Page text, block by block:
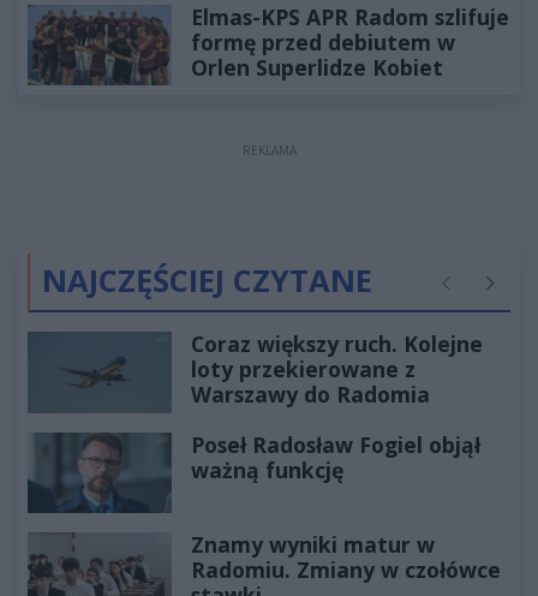
Elmas-KPS APR Radom szlifuje
formę przed debiutem w
Orlen Superlidze Kobiet
REKLAMA
NAJCZĘŚCIEJ CZYTANE Poprzednie
Coraz większy ruch. Kolejne
loty przekierowane z
Warszawy do Radomia
Poseł Radosław Fogiel objął
ważną funkcję
Znamy wyniki matur w
Radomiu. Zmiany w czołówce